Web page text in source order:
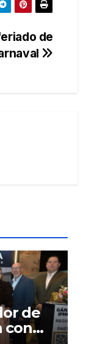
de
de
con